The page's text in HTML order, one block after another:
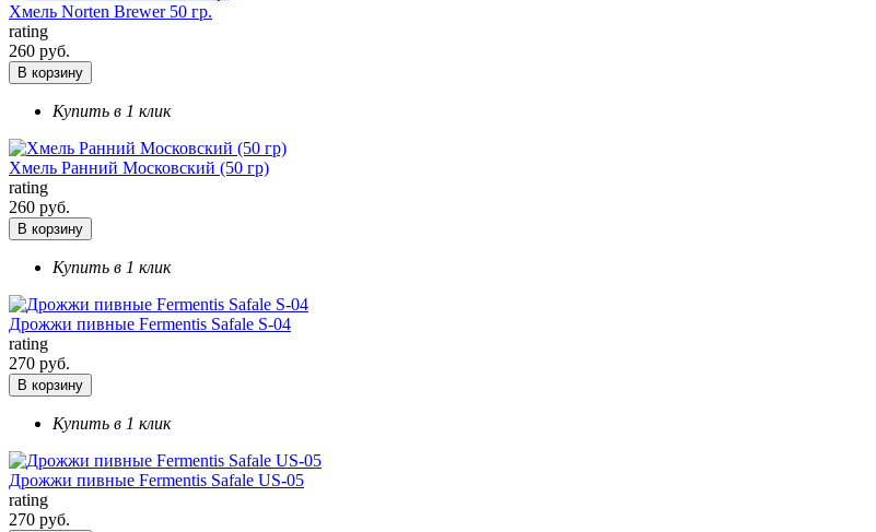
Хмель Norten Brewer 50 гр.
rating
260 руб.
В корзину
Купить в 1 клик
Хмель Ранний Московский (50 гр)
rating
260 руб.
В корзину
Купить в 1 клик
Дрожжи пивные Fermentis Safale S-04
rating
270 руб.
В корзину
Купить в 1 клик
Дрожжи пивные Fermentis Safale US-05
rating
270 руб.